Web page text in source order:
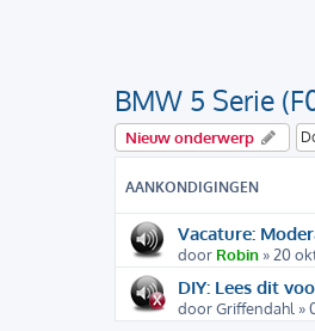
BMW 5 Serie
Nieuw onderwerp
AANKONDIGINGEN
Vacature:
door Robin » 20
DIY: Lees dit
doorGriffendahl »